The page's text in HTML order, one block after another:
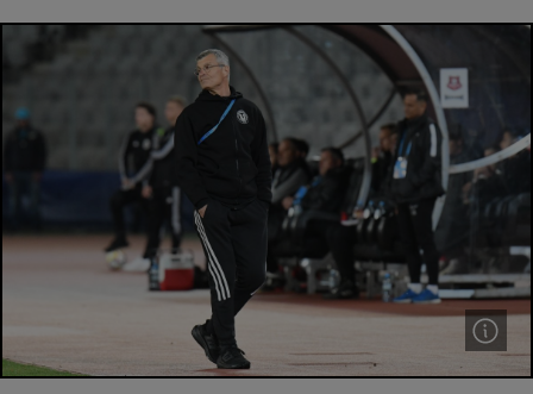
SuperLiga
Liga 2
Cupa României
Echipa Națională
U21
Fotbal feminin
Special
Diverse
Inedit